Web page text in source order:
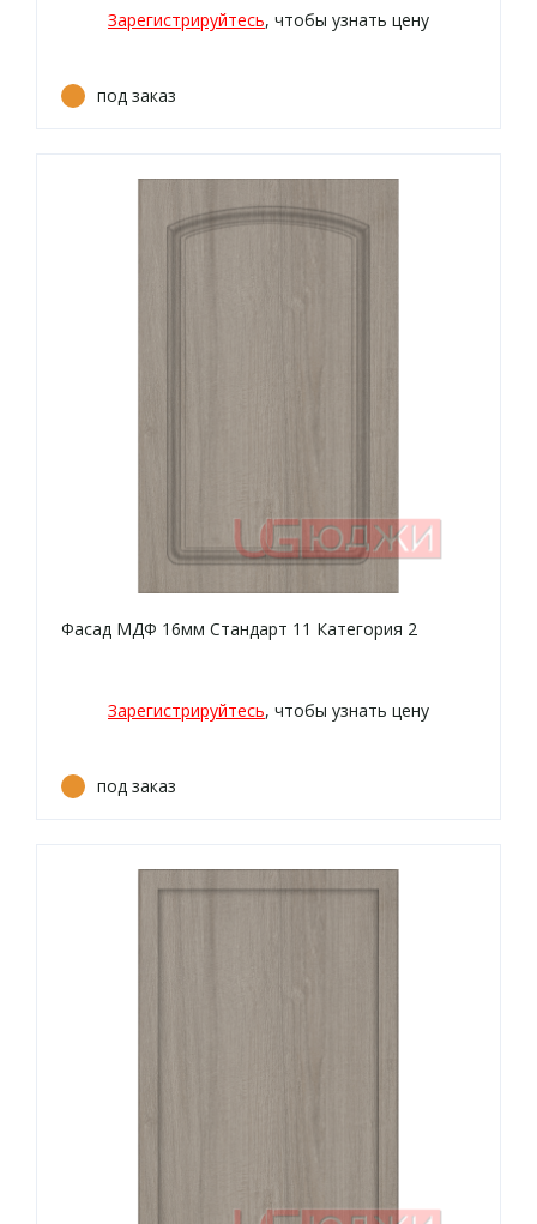
Зарегистрируйтесь, чтобы узнать цену
под заказ
Фасад МДФ 16мм Стандарт 11 Категория 2
Зарегистрируйтесь, чтобы узнать цену
под заказ